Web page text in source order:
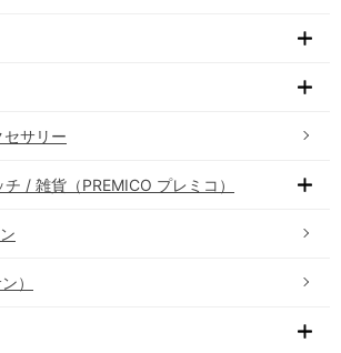
サリー
/ 雑貨（PREMICO プレミコ）
）